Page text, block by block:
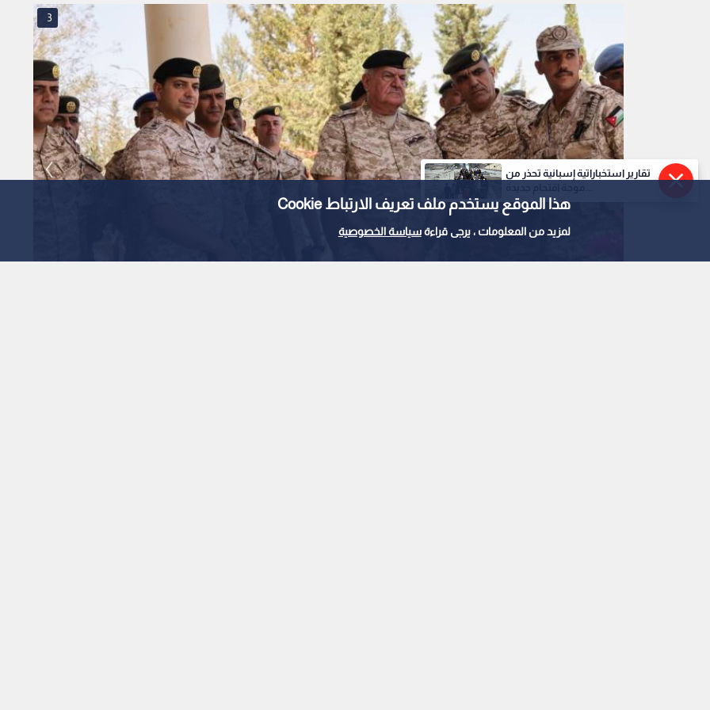
هذا الموقع يستخدم ملف تعريف الارتباط Cookie
لمزيد من المعلومات ، يرجى قراءةسياسة الخصوصية
3
تقارير استخباراتية إسبانية تحذر من